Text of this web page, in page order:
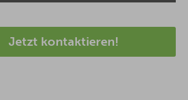
Jetzt kontaktieren!